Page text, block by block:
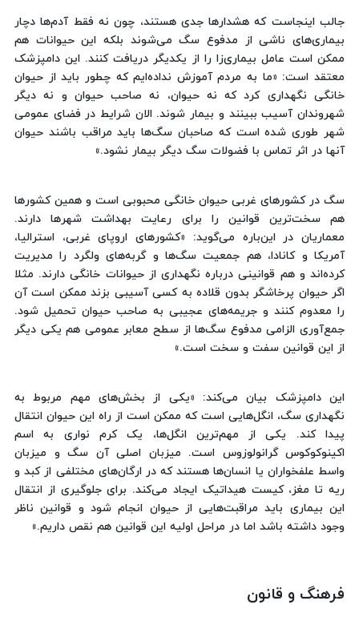
جالب اینجاست که هشدارها جدی هستند، چون نه فقط آدم‌ها دچار
بیماری‌های ناشی از مدفوع سگ می‌شوند بلکه این حیوانات هم
ممکن است عامل بیماری‌زا را از یکدیگر دریافت کنند. این دامپزشک
معتقد است: «ما به مردم آموزش نداده‌ایم که چطور باید از حیوان
خانگی نگهداری کرد که نه حیوان، نه صاحب حیوان و نه دیگر
شهروندان آسیب ببینند و بیمار شوند. الان شرایط در فضای عمومی
شهر طوری شده است که صاحبان سگ‌ها باید مراقب باشند حیوان
آنها در اثر تماس با فضولات سگ دیگر بیمار نشود.»
سگ در کشورهای غربی حیوان خانگی محبوبی است و همین کشورها
هم سخت‌ترین قوانین را برای رعایت بهداشت شهرها دارند.
معماریان در این‌باره می‌گوید: «کشورهای اروپای غربی، استرالیا،
آمریکا و کانادا، هم جمعیت سگ‌ها و گربه‌های ولگرد را مدیریت
کرده‌اند و هم قوانینی درباره نگهداری از حیوانات خانگی دارند. مثلا
اگر حیوان پرخاشگر بدون قلاده به کسی آسیبی بزند ممکن است آن
را معدوم کنند و جریمه‌های عجیبی به صاحب حیوان تحمیل شود.
جمع‌آوری الزامی مدفوع سگ‌ها از سطح معابر عمومی هم یکی دیگر
از این قوانین سفت و سخت است.»
این دامپزشک بیان می‌کند: «یکی از بخش‌های مهم مربوط به
نگهداری سگ، ‌انگل‌هایی است که ممکن است از راه این حیوان انتقال
پیدا کند. یکی از مهم‌ترین انگل‌ها، یک کرم نواری به اسم
اکینوکوکوس گرانولوزوس است. میزبان اصلی آن سگ و میزبان
واسط علفخواران یا انسان‌ها هستند که در ارگان‌های مختلفی از کبد و
ریه تا مغز، کیست هیداتیک ایجاد می‌کند. برای جلوگیری از انتقال
این بیماری باید مراقبت‌هایی از حیوان انجام شود و قوانین ناظر
وجود داشته باشد اما در مراحل اولیه این قوانین هم نقص‌ داریم.»
فرهنگ و قانون